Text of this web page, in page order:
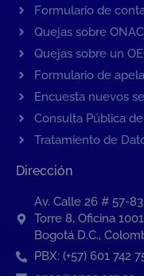
Formulario de
Quejas sobre ONAC
Quejas sobre un
Formulario de
Encuesta nuevos
Consulta Pública
Tratamiento de
Dirección
Av. Calle 26 # 57-83
Torre 8, Oficina 1001
Bogotá D.C.,
PBX: (+57) 601 742